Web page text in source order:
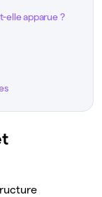
elle apparue ?